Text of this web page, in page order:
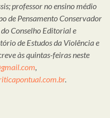
professor no ensino médio
de Pensamento Conservador
Conselho Editorial e
de Estudos da Violência e
às quintas-feiras neste
.